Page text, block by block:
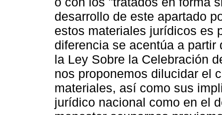
desarrollo de este apartado
estos materiales jurídicos es
diferencia se acentúa a
la Ley Sobre la Celebración
nos proponemos dilucidar el
materiales, así como sus
jurídico nacional como en el